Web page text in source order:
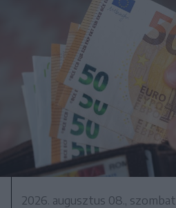
2026. augusztus 08., szombat